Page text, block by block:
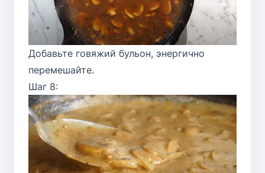
Добавьте говяжий бульон, энергично
перемешайте.
Шаг 8: